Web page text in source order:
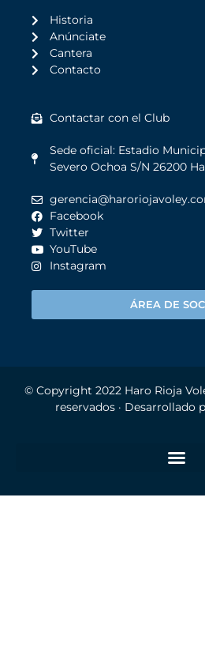
Historia
Anúnciate
Cantera
Contacto
Contactar con el Club
Sede oficial: Estadio
Severo Ochoa S/N 26200
Facebook
Twitter
YouTube
Instagram
ÁREA DE
© Copyright 2022 Haro Rioja
reservados · Desarrollado